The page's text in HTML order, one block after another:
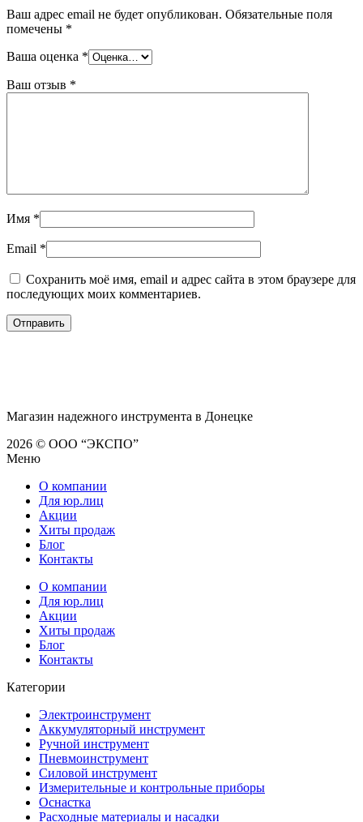
Ваш адрес email не будет опубликован. Обязательные поля
помечены *
Ваша оценка *
Ваш отзыв *
Имя *
Email *
Сохранить моё имя, email и адрес сайта в этом браузере для
последующих моих комментариев.
Магазин надежного инструмента в Донецке
2026 © ООО “ЭКСПО”
Меню
О компании
Для юр.лиц
Акции
Хиты продаж
Блог
Контакты
О компании
Для юр.лиц
Акции
Хиты продаж
Блог
Контакты
Категории
Электроинструмент
Аккумуляторный инструмент
Ручной инструмент
Пневмоинструмент
Силовой инструмент
Измерительные и контрольные приборы
Оснастка
Расходные материалы и насадки